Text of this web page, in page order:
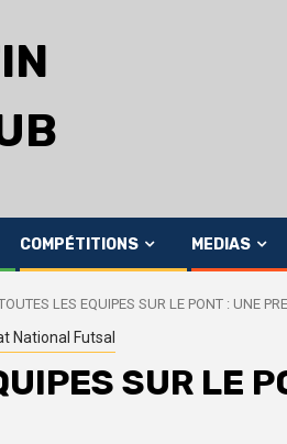
COMPÉTITIONS MEDIAS
LES EQUIPES SUR LE PONT : UNE
National Futsal
SUR LE